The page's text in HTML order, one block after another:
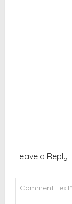
Leave a Reply